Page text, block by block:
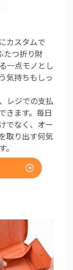
カスタムで
たつ折り財
一点モノとし
気持ちもしっ
レジでの支払
きます。毎日
でなく、オー
取り出す何気